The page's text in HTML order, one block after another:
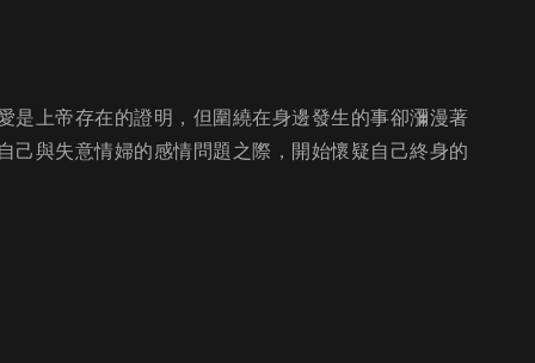
是上帝存在的證明，但圍繞在身邊發生的事卻瀰漫著
己與失意情婦的感情問題之際，開始懷疑自己終身的